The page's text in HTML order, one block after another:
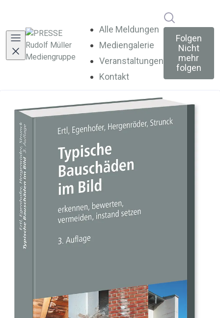
Alle Meldungen
Mediengalerie
Veranstaltungen
Kontakt
Folgen
Nicht
mehr
folgen